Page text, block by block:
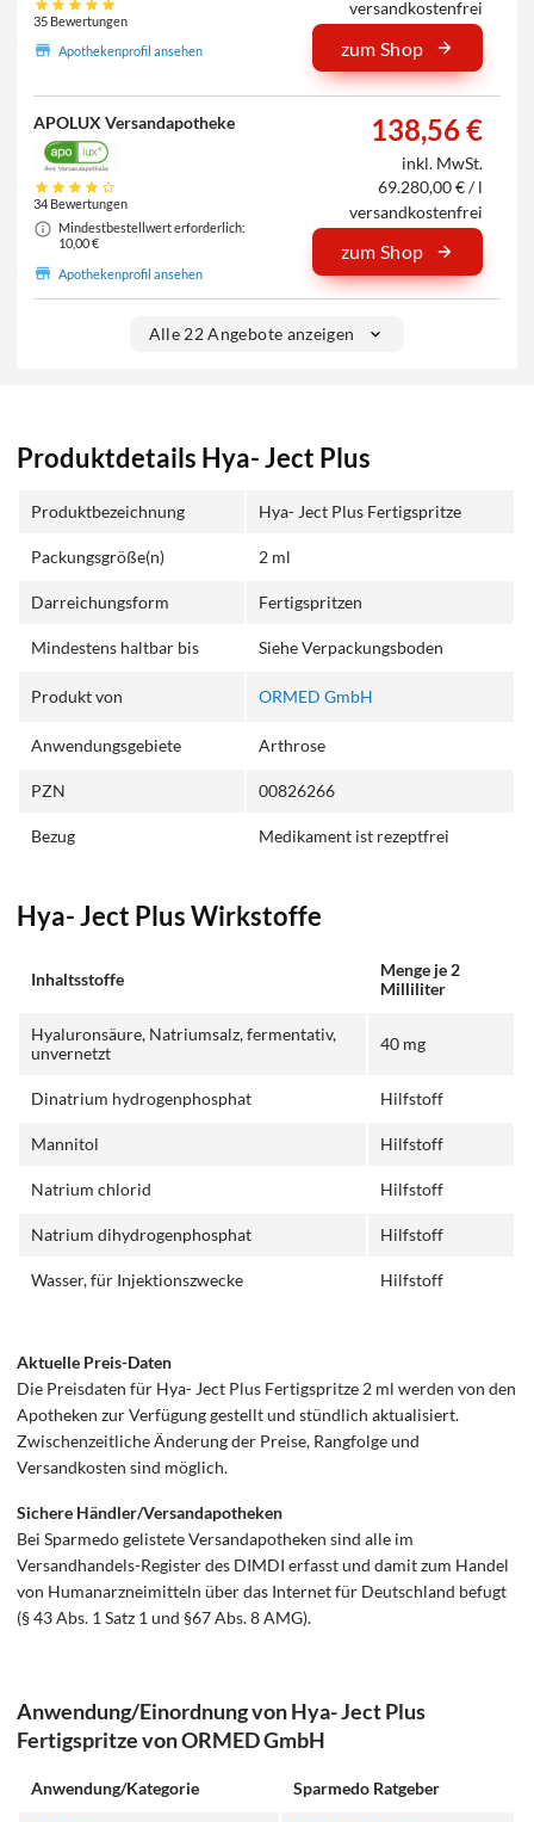
35 Bewertungen
Apothekenprofil ansehen
versandkostenfrei
zum Shop
APOLUX Versandapotheke
34 Bewertungen
Mindestbestellwert erforderlich:
10,00 €
Apothekenprofil ansehen
138,56 €
inkl. MwSt.
69.280,00 € / l
versandkostenfrei
zum Shop
Alle 22 Angebote anzeigen
Produktdetails Hya- Ject Plus
Produktbezeichnung Hya- Ject Plus Fertigspritze
Packungsgröße(n) 2 ml
Darreichungsform Fertigspritzen
Mindestens haltbar bis Siehe Verpackungsboden
Produkt von ORMED GmbH
Anwendungsgebiete Arthrose
PZN 00826266
Bezug Medikament ist rezeptfrei
Hya- Ject Plus Wirkstoffe
Inhaltsstoffe
Menge je 2
Milliliter
Hyaluronsäure, Natriumsalz, fermentativ,
unvernetzt
40 mg
Dinatrium hydrogenphosphat Hilfstoff
Mannitol Hilfstoff
Natrium chlorid Hilfstoff
Natrium dihydrogenphosphat Hilfstoff
Wasser, für Injektionszwecke Hilfstoff
Aktuelle Preis-Daten
Die Preisdaten für Hya- Ject Plus Fertigspritze 2 ml werden von den
Apotheken zur Verfügung gestellt und stündlich aktualisiert.
Zwischenzeitliche Änderung der Preise, Rangfolge und
Versandkosten sind möglich.
Sichere Händler/Versandapotheken
Bei Sparmedo gelistete Versandapotheken sind alle im
Versandhandels-Register des DIMDI erfasst und damit zum Handel
von Humanarzneimitteln über das Internet für Deutschland befugt
(§ 43 Abs. 1 Satz 1 und §67 Abs. 8 AMG).
Anwendung/Einordnung von Hya- Ject Plus
Fertigspritze von ORMED GmbH
Anwendung/Kategorie Sparmedo Ratgeber